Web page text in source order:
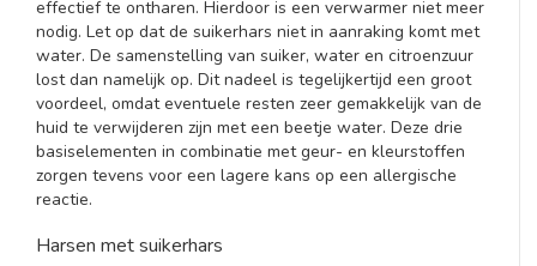
effectief te ontharen. Hierdoor is een verwarmer niet meer
nodig. Let op dat de suikerhars niet in aanraking komt met
water. De samenstelling van suiker, water en citroenzuur
lost dan namelijk op. Dit nadeel is tegelijkertijd een groot
voordeel, omdat eventuele resten zeer gemakkelijk van de
huid te verwijderen zijn met een beetje water. Deze drie
basiselementen in combinatie met geur- en kleurstoffen
zorgen tevens voor een lagere kans op een allergische
reactie.
Harsen met suikerhars